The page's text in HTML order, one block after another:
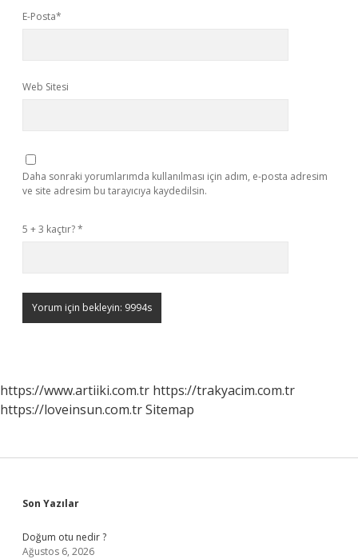
E-Posta*
Web Sitesi
Daha sonraki yorumlarımda kullanılması için adım, e-posta adresim
ve site adresim bu tarayıcıya kaydedilsin.
5 + 3 kaçtır?*
https://www.artiiki.com.tr https://trakyacim.com.tr
https://loveinsun.com.trSitemap
Sidebar
Son Yazılar
Doğum otu nedir ?
Ağustos 6, 2026